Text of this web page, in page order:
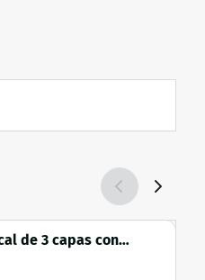
de 3 capas con